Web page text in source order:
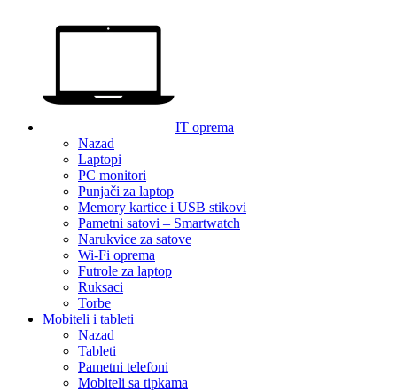
IT oprema
Nazad
Laptopi
PC monitori
Punjači za laptop
Memory kartice i USB stikovi
Pametni satovi – Smartwatch
Narukvice za satove
Wi-Fi oprema
Futrole za laptop
Ruksaci
Torbe
Mobiteli i tableti
Nazad
Tableti
Pametni telefoni
Mobiteli sa tipkama